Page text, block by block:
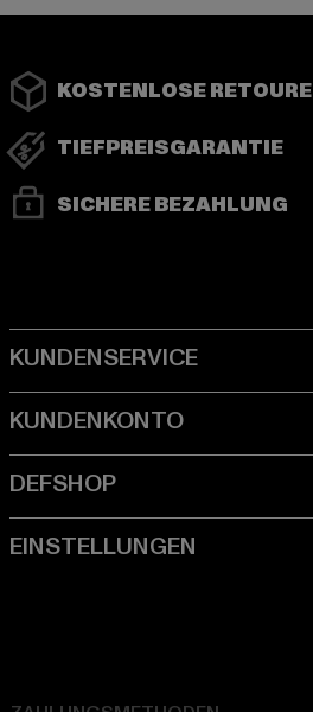
KOSTENLOSE RETOURE
TIEFPREISGARANTIE
SICHERE BEZAHLUNG